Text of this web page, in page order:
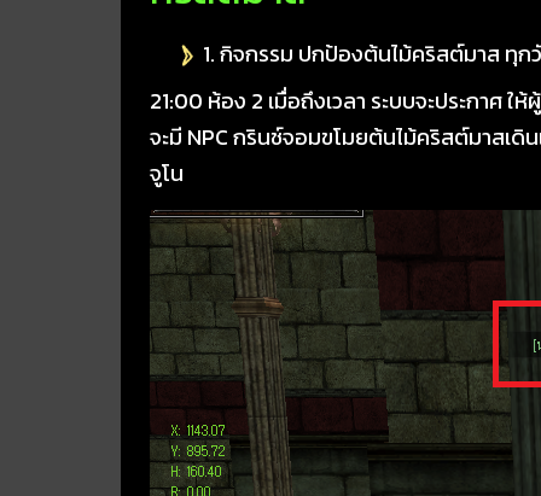
1. กิจกรรม ปกป้องต้นไม้คริสต์มาส ทุก
21:00 ห้อง 2 เมื่อถึงเวลา ระบบจะประกาศ ให้
จะมี NPC กรินช์จอมขโมยต้นไม้คริสต์มาสเดิน
จูโน